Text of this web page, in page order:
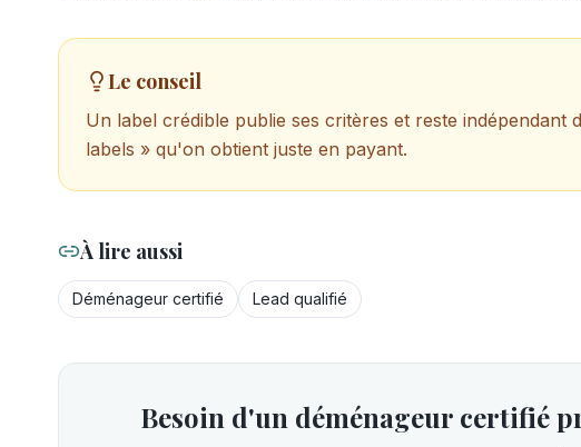
Le conseil
Un label crédible publie ses critères et reste indépendant
labels » qu'on obtient juste en payant.
À lire aussi
Déménageur certifié Lead qualifié
Besoin d'un déménageur certifié